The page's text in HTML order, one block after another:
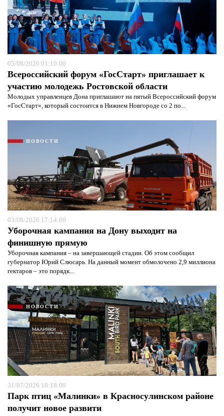
05/08/2026 01:10:00
Всероссийский форум «ГосСтарт» приглашает к
участию молодежь Ростовской области
Молодых управленцев Дона приглашают на пятый Всероссийский форум
«ГосСтарт», который состоится в Нижнем Новгороде со 2 по...
НОВОСТИ
03/08/2026 17:14:00
Уборочная кампания на Дону выходит на
финишную прямую
Уборочная кампания – на завершающей стадии. Об этом сообщил
губернатор Юрий Слюсарь. На данный момент обмолочено 2,9 миллиона
гектаров – это порядк...
НОВОСТИ
31/07/2026 18:18:00
Парк птиц «Малинки» в Красносулинском районе
получит новое развити